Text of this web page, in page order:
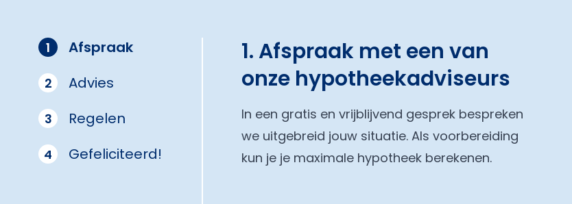
1 Afspraak
2 Advies
3 Regelen
4 Gefeliciteerd!
1. Afspraak met een van
onze hypotheekadviseurs
In een gratis en vrijblijvend gesprek bespreken
we uitgebreid jouw situatie. Als voorbereiding
kun je je maximale hypotheek berekenen.